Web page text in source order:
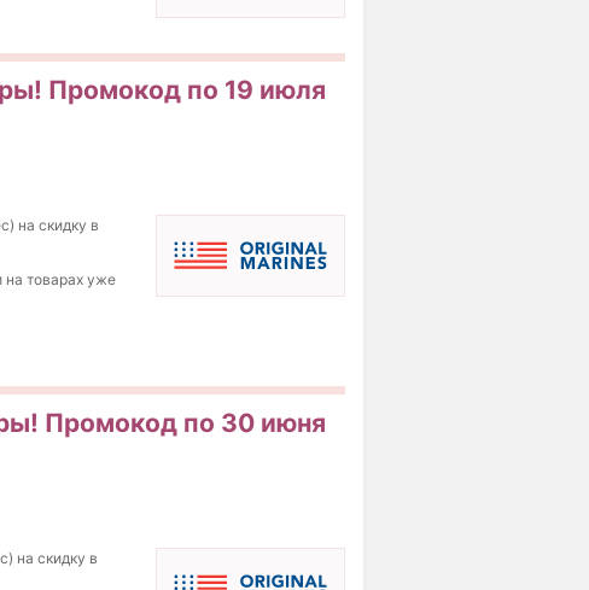
Промокод по 19 июля
на скидку в
на товарах уже
Промокод по 30 июня
на скидку в